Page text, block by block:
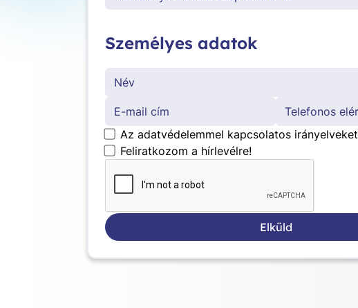
Személyes adatok
Az adatvédelemmel kapcsolatos
Feliratkozom a hírlevélre!
Elküld